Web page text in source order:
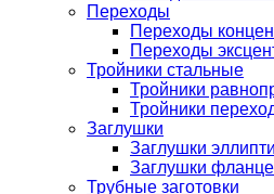
Переходы
Переходы
Переходы
Тройники стальные
Тройники
Тройники
Заглушки
Заглушки
Заглушки
Трубные заготовки